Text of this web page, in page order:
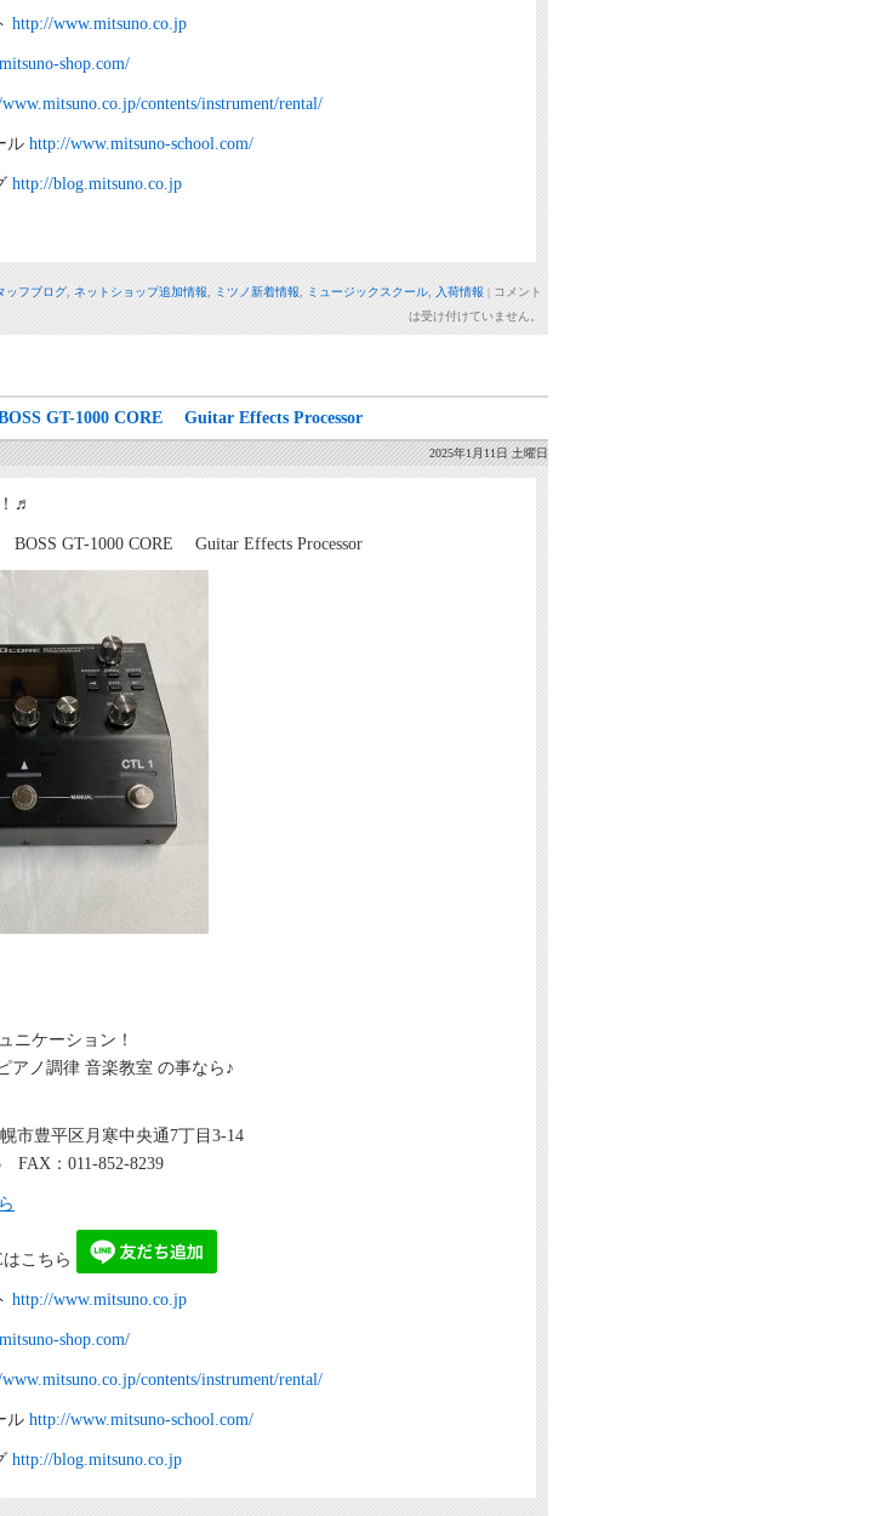
http://www.mitsuno.co.jp
shop.com/
contents/instrument/rental/
ル http://www.mitsuno-school.com/
http://blog.mitsuno.co.jp
ッフブログ ネットショップ追加情報 ミツノ新着情報 ミュージックスクール 入荷情報 | コメント
は受け付けていません。
GT-1000 CORE Guitar Effects Processor
2025年1月11日 土曜日
♬
GT-1000 CORE Guitar Effects Processor
ニケーション！
アノ調律 音楽教室 の事なら♪
市豊平区月寒中央通7丁目3-14
FAX：011-852-8239
こちら
http://www.mitsuno.co.jp
shop.com/
contents/instrument/rental/
ル http://www.mitsuno-school.com/
http://blog.mitsuno.co.jp